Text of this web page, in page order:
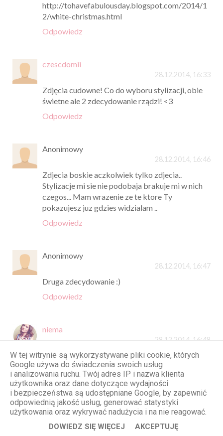
http://tohavefabulousday.blogspot.com/2014/1
2/white-christmas.html
Odpowiedz
czescdomii
28.12.2014, 16:33
Zdjęcia cudowne! Co do wyboru stylizacji, obie
świetne ale 2 zdecydowanie rządzi! <3
Odpowiedz
Anonimowy
28.12.2014, 16:46
Zdjecia boskie aczkolwiek tylko zdjecia..
Stylizacje mi sie nie podobaja brakuje mi w nich
czegos... Mam wrazenie ze te ktore Ty
pokazujesz juz gdzies widzialam ..
Odpowiedz
Anonimowy
28.12.2014, 16:47
Druga zdecydowanie :)
Odpowiedz
niema
28.12.2014, 16:48
piękne zdjęcia! :D
Odpowiedz
Anonimowy
28.12.2014, 16:49
Piękne zdjęcia! Ja uwielbiam ciemne kolory i 1
W tej witrynie są wykorzystywane pliki cookie, których
Google używa do świadczenia swoich usług
i analizowania ruchu. Twój adres IP i nazwa klienta
użytkownika oraz dane dotyczące wydajności
i bezpieczeństwa są udostępniane Google, by zapewnić
odpowiednią jakość usług, generować statystyki
użytkowania oraz wykrywać nadużycia i na nie reagować.
DOWIEDZ SIĘ WIĘCEJ AKCEPTUJĘ